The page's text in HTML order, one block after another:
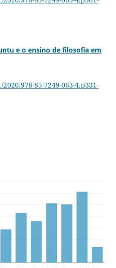
e o ensino de filosofia em
85-7249-063-4.p331-